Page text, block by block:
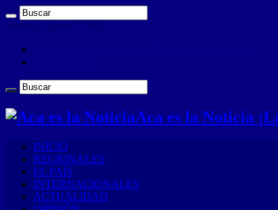
viernes , agosto 7 2026
Aca es la Noticia
INICIO
REGIONALES
EL PAÍS
INTERNACIONALES
ACTUALIDAD